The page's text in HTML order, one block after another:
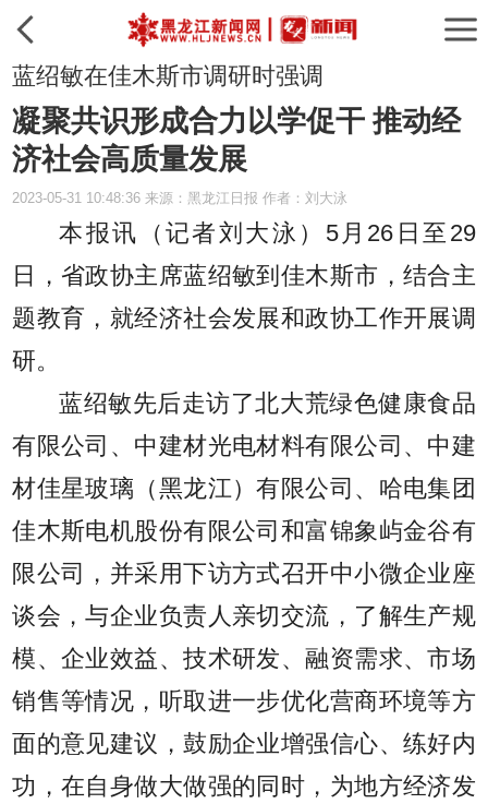
蓝绍敏在佳木斯市调研时强调
凝聚共识形成合力以学促干 推动经
济社会高质量发展
2023-05-31 10:48:36 来源：黑龙江日报 作者：刘大泳
本报讯（记者刘大泳） 5月26日至29
日，省政协主席蓝绍敏到佳木斯市，结合主
题教育，就经济社会发展和政协工作开展调
研。
蓝绍敏先后走访了北大荒绿色健康食品
有限公司、中建材光电材料有限公司、中建
材佳星玻璃（黑龙江）有限公司、哈电集团
佳木斯电机股份有限公司和富锦象屿金谷有
限公司，并采用下访方式召开中小微企业座
谈会，与企业负责人亲切交流，了解生产规
模、企业效益、技术研发、融资需求、市场
销售等情况，听取进一步优化营商环境等方
面的意见建议，鼓励企业增强信心、练好内
功，在自身做大做强的同时，为地方经济发